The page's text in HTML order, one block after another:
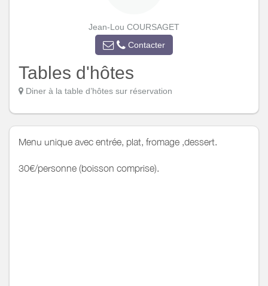
Jean-Lou COURSAGET
Contacter
Tables d'hôtes
Diner à la table d’hôtes sur réservation
Menu unique avec entrée, plat, fromage ,dessert.
30€/personne (boisson comprise).